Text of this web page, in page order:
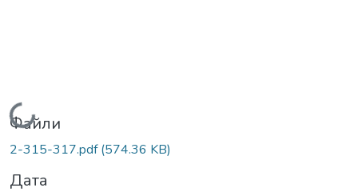
Вантажиться...
Файли
2-315-317.pdf(574.36 KB)
Дата